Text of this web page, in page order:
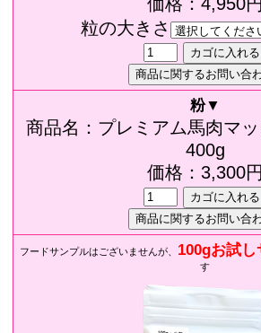
価格：4,950円
粒の大きさ
粉▼
商品名：プレミアム馬肉マ
400g
価格：3,300円
フードサンプルはございませんが、 100gお試し
す